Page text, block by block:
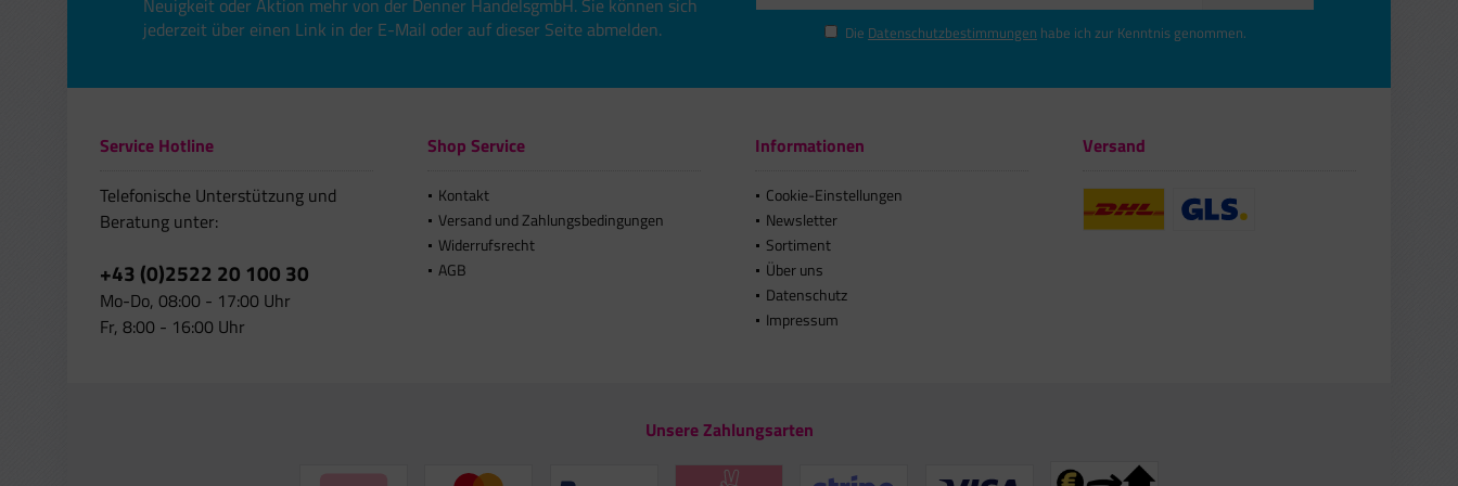
Neuigkeit oder Aktion mehr von der Denner HandelsgmbH. Sie können sich
jederzeit über einen Link in der E-Mail oder auf dieser Seite abmelden.
Die Datenschutzbestimmungen habe ich zur Kenntnis genommen.
Service Hotline
Telefonische Unterstützung und
Beratung unter:
+43 (0)2522 20 100 30
Mo-Do, 08:00 - 17:00 Uhr
Fr, 8:00 - 16:00 Uhr
Shop Service
Kontakt
Versand und Zahlungsbedingungen
Widerrufsrecht
AGB
Informationen
Cookie-Einstellungen
Newsletter
Sortiment
Über uns
Datenschutz
Impressum
Versand
Unsere Zahlungsarten